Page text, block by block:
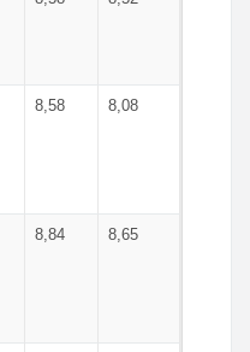
8,58 8,08
8,84 8,65